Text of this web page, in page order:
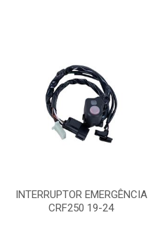
INTERRUPTOR EMERGÊNCIA
CRF250 19-24